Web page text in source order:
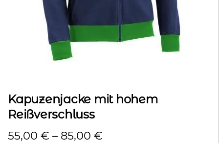
Kapuzenjacke mit hohem
Reißverschluss
55,00 € – 85,00 €